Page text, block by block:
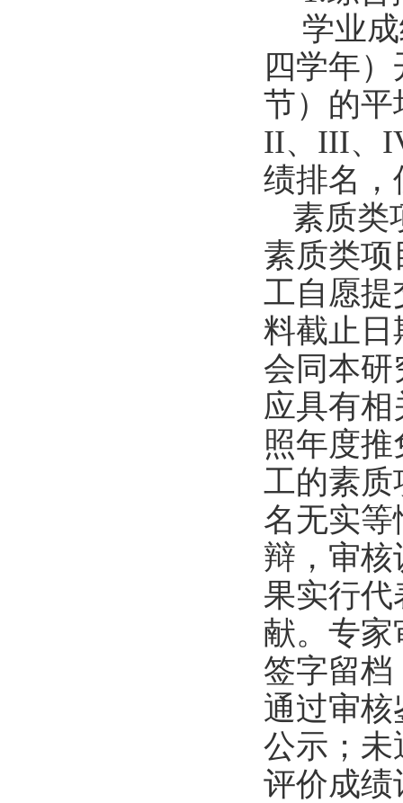
学业
四学年
节）的平
II、 III、
绩排名
素质类
素质类
工自愿提
料截止日
会同本
应具有
照年度
工的素质
名无实
辩，审
果实行
献。专
签字留
通过审
公示；未
评价成绩